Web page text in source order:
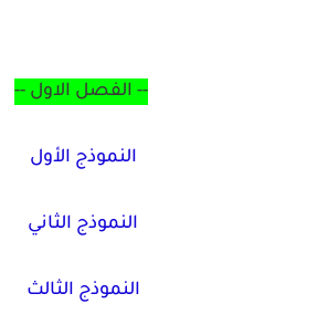
-- الفصل الاول--
النموذج الأول
النموذج الثاني
النموذج الثالث